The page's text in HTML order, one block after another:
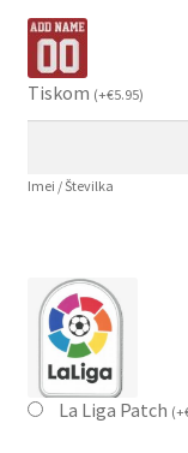
Tiskom (+€5.95)
Imei / Številka
La Liga Patch (+